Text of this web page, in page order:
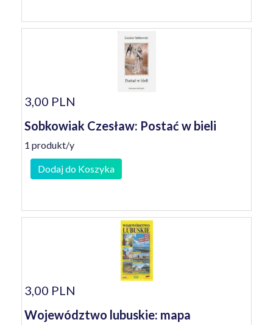
3,00 PLN
Sobkowiak Czesław: Postać w bieli
1 produkt/y
Dodaj do Koszyka
3,00 PLN
Województwo lubuskie: mapa